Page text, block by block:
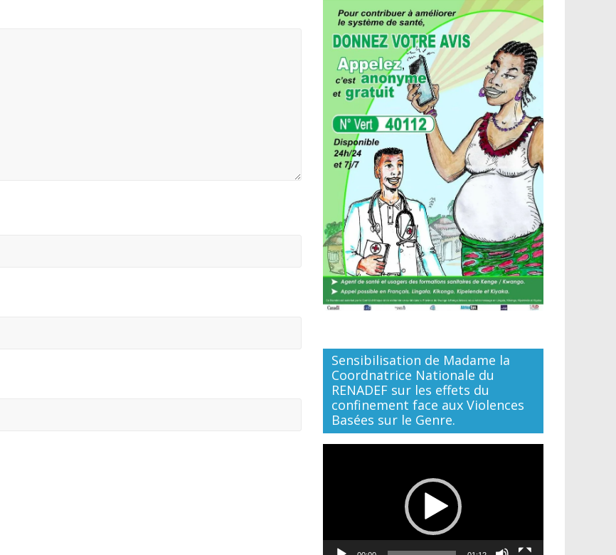
Sensibilisation de Madame la
Coordnatrice Nationale du
RENADEF sur les effets du
confinement face aux Violences
Basées sur le Genre.